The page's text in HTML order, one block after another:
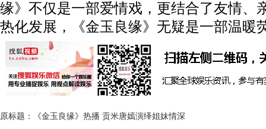
缘》不仅是一部爱情戏，更结合了友情、
热化发展，《金玉良缘》无疑是一部温暖
原标题：《金玉良缘》热播 贡米唐嫣演绎姐妹情深